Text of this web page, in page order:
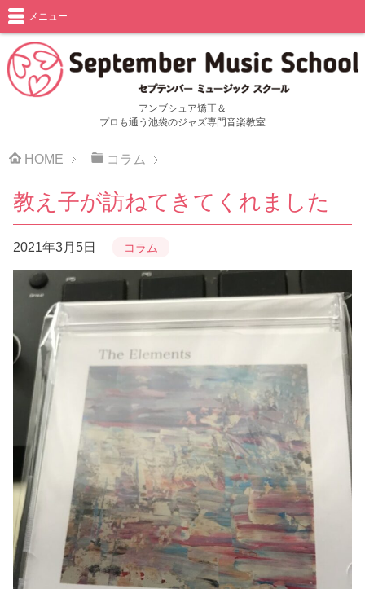
アンブシュア矯正＆
プロも通う池袋のジャズ専門音楽教室
メニュー
HOME コラム
教え子が訪ねてきてくれました
2021年3月5日 コラム